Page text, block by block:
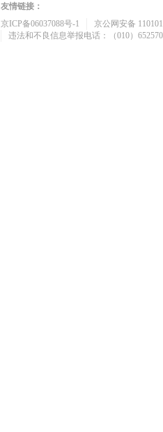
友情链接：
京ICP备06037088号-1
京公网安备
违法和不良信息举报电话：（010）